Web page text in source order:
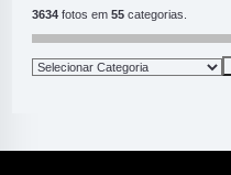
3634 fotos em 55 categorias.